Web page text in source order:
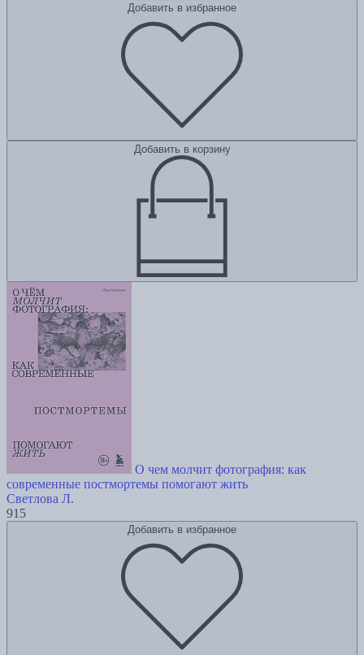
Добавить в избранное
Добавить в корзину
О чем молчит фотография: как
современные постмортемы помогают жить
Светлова Л.
915
Добавить в избранное